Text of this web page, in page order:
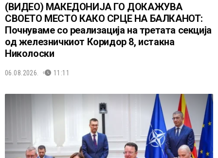
(ВИДЕО) МАКЕДОНИЈА ГО ДОКАЖУВА
СВОЕТО МЕСТО КАКО СРЦЕ НА БАЛКАНОТ:
Почнуваме со реализација на третата секција
од железничкиот Коридор 8, истакна
Николоски
06.08.2026. 11:11